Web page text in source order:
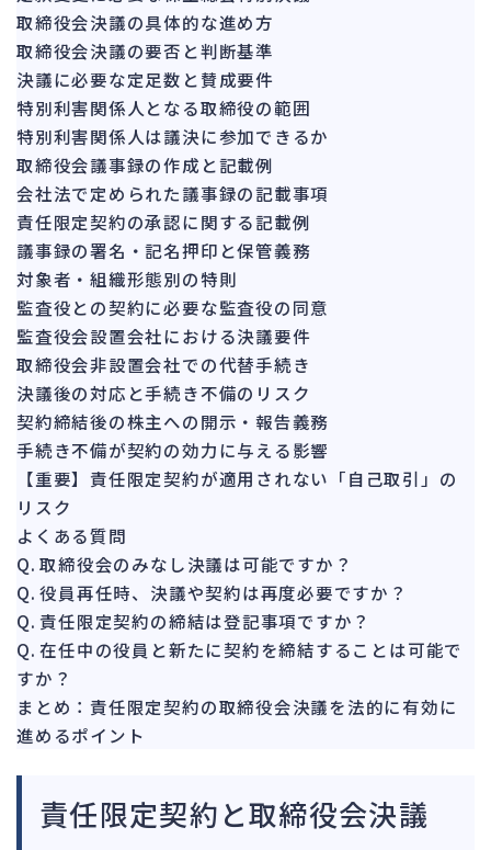
解雇・退職 131
事業運営 374
品質・リコール 49
情報漏洩・サイバー 256
事業再編 69
手続 664
私的整理
法的整理 449
債権者対応 19
換価・競売 54
取締役会決議の具体的な進め方
取締役会決議の要否と判断基準
決議に必要な定足数と賛成要件
特別利害関係人となる取締役の範囲
特別利害関係人は議決に参加できるか
取締役会議事録の作成と記載例
会社法で定められた議事録の記載事項
責任限定契約の承認に関する記載例
議事録の署名・記名押印と保管義務
対象者・組織形態別の特則
監査役との契約に必要な監査役の同意
監査役会設置会社における決議要件
取締役会非設置会社での代替手続き
決議後の対応と手続き不備のリスク
契約締結後の株主への開示・報告義務
手続き不備が契約の効力に与える影響
【重要】責任限定契約が適用されない「自己取引」の
リスク
よくある質問
Q. 取締役会のみなし決議は可能ですか？
Q. 役員再任時、決議や契約は再度必要ですか？
Q. 責任限定契約の締結は登記事項ですか？
Q. 在任中の役員と新たに契約を締結することは可能で
すか？
まとめ：責任限定契約の取締役会決議を法的に有効に
進めるポイント
責任限定契約と取締役会決議